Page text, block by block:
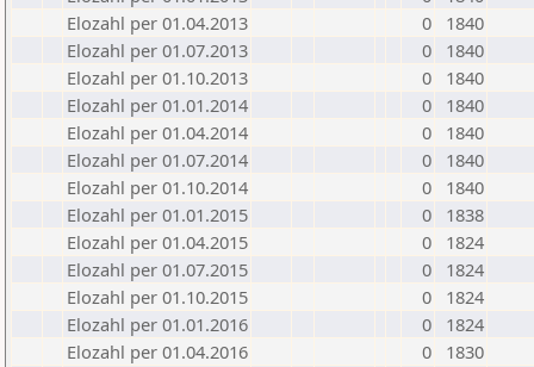
Elozahl per 01.04.2013
0
1840
Elozahl per 01.07.2013
0
1840
Elozahl per 01.10.2013
0
1840
Elozahl per 01.01.2014
0
1840
Elozahl per 01.04.2014
0
1840
Elozahl per 01.07.2014
0
1840
Elozahl per 01.10.2014
0
1840
Elozahl per 01.01.2015
0
1838
Elozahl per 01.04.2015
0
1824
Elozahl per 01.07.2015
0
1824
Elozahl per 01.10.2015
0
1824
Elozahl per 01.01.2016
0
1824
Elozahl per 01.04.2016
0
1830